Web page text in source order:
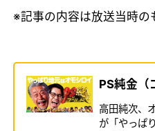
※記事の内容は放送当時の
PS純金（
高田純次、
が「やっぱ